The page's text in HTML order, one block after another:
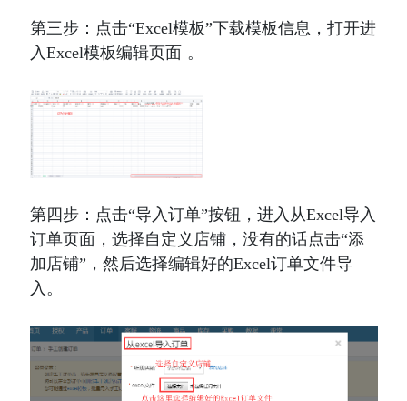
第三步： 点击“Excel模板”下载模板信息，打开进
入Excel模板编辑页面 。
第四步： 点击“导入订单”按钮，进入从Excel导入
订单页面，选择自定义店铺，没有的话点击“添
加店铺”，然后选择编辑好的Excel订单文件导
入。